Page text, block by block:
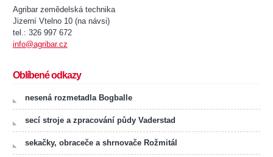
Agribar zemědelská technika
Jizerní Vtelno 10 (na návsi)
tel.: 326 997 672
info@agribar.cz
Oblíbené odkazy
nesená rozmetadla Bogballe
secí stroje a zpracování půdy Vaderstad
sekačky, obraceče a shrnovače Rožmitál